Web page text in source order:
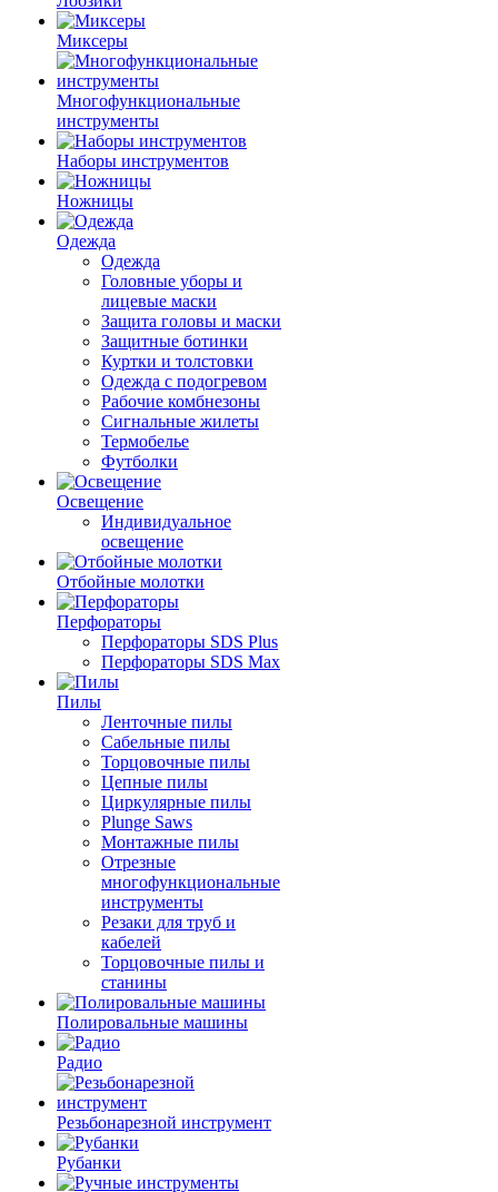
Миксеры
Многофункциональные
инструменты
Наборы инструментов
Ножницы
Одежда
Одежда
Головные уборы и
лицевые маски
Защита головы и маски
Защитные ботинки
Куртки и толстовки
Одежда с подогревом
Рабочие комбнезоны
Сигнальные жилеты
Термобелье
Футболки
Освещение
Индивидуальное
освещение
Отбойные молотки
Перфораторы
Перфораторы SDS Plus
Перфораторы SDS Max
Пилы
Ленточные пилы
Сабельные пилы
Торцовочные пилы
Цепные пилы
Циркулярные пилы
Plunge Saws
Монтажные пилы
Отрезные
многофункциональные
инструменты
Резаки для труб и
кабелей
Торцовочные пилы и
станины
Полировальные машины
Радио
Резьбонарезной инструмент
Рубанки